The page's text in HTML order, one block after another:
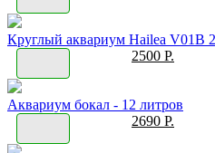
Круглый аквариум Hailea V01B
2500 Р.
Аквариум бокал - 12 литров
2690 Р.